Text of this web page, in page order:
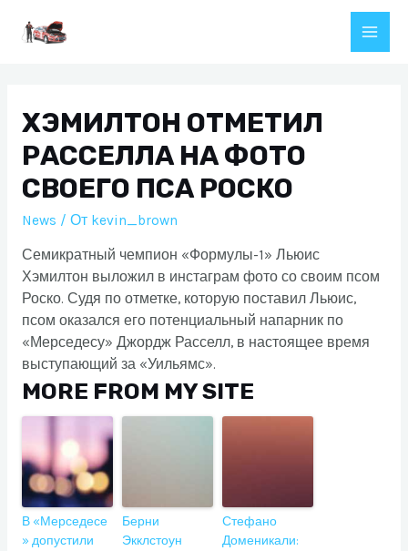
Main
ХЭМИЛТОН ОТМЕТИЛ
РАССЕЛЛА НА ФОТО
СВОЕГО ПСА РОСКО
News / От kevin_brown
Семикратный чемпион «Формулы-1» Льюис
Хэмилтон выложил в инстаграм фото со своим псом
Роско. Судя по отметке, которую поставил Льюис,
псом оказался его потенциальный напарник по
«Мерседесу» Джордж Расселл, в настоящее время
выступающий за «Уильямс».
MORE FROM MY SITE
В «Мерседесе
» допустили
Берни
Экклстоун
Стефано
Доменикали: